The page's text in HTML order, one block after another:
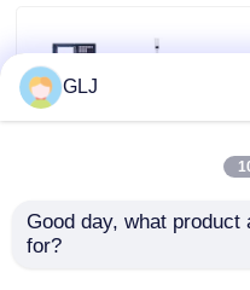
আমাদের সাথে যোগাযোগ করুন
খবর
জল শীতল সঙ্গে ধাতু জুয়েলারী
GLJ
Good day, what product
for?